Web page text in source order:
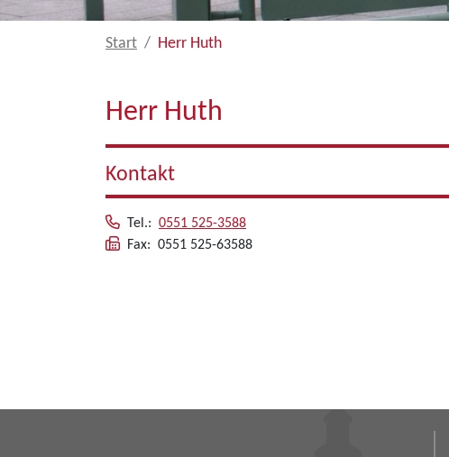
Start Herr Huth
Herr Huth
Kontakt
Tel.: 0551 525-3588
Fax: 0551 525-63588